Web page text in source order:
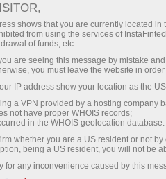
يمكنك الوصول إلى
إلى 1:5000، وبعض من أفضل فروق
في السوق، وظروف
الأسهم والمؤشرات
30% مكافأة
لكل إيداع
سرعة
وعلى الطريق السريع
هديتك الشخصية الكبرى
shows that you are currently located
from using the services of
of funds, etc.
are seeing this message by mistake
you must leave the website in
IP address show your location as the
a VPN provided by a hosting company
not have proper WHOIS records;
in the WHOIS geolocation database.
whether you are a US resident or not
being a US resident, you will not be
for any inconvenience caused by this